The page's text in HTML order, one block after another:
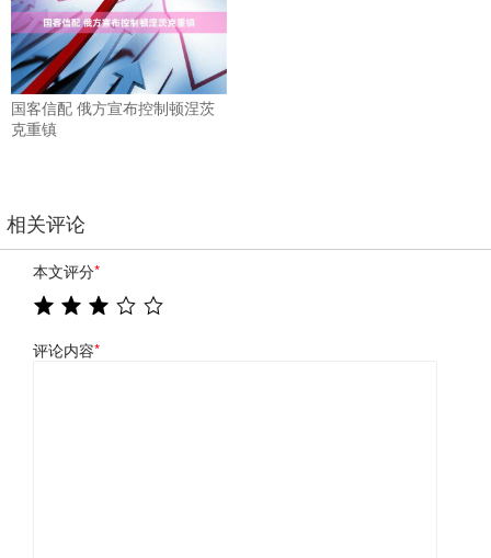
国客信配 俄方宣布控制顿涅茨
克重镇
相关评论
本文评分*
评论内容*